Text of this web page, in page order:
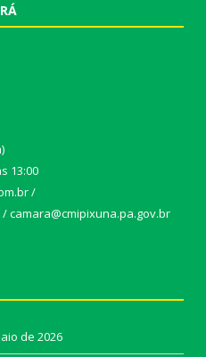
13:00
/
camara@cmipixuna.pa.gov.br
de 2026